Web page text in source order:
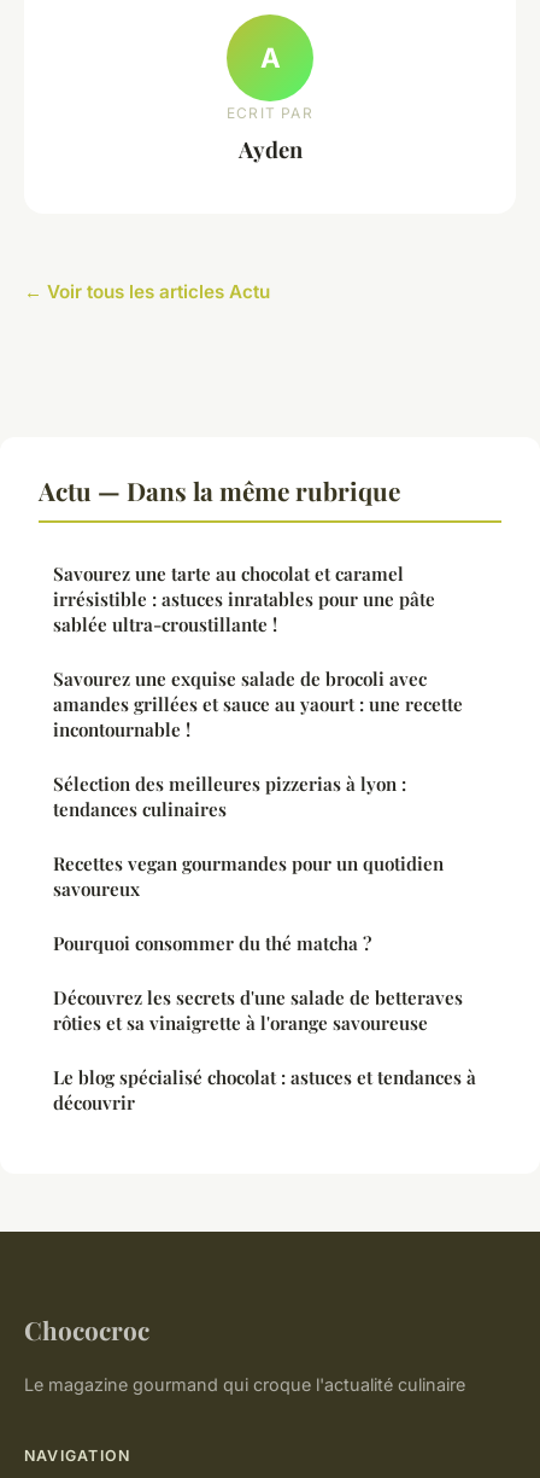
A
ECRIT PAR
Ayden
← Voir tous les articles Actu
Actu — Dans la même rubrique
Savourez une tarte au chocolat et caramel
irrésistible : astuces inratables pour une pâte
sablée ultra-croustillante !
Savourez une exquise salade de brocoli avec
amandes grillées et sauce au yaourt : une recette
incontournable !
Sélection des meilleures pizzerias à lyon :
tendances culinaires
Recettes vegan gourmandes pour un quotidien
savoureux
Pourquoi consommer du thé matcha ?
Découvrez les secrets d'une salade de betteraves
rôties et sa vinaigrette à l'orange savoureuse
Le blog spécialisé chocolat : astuces et tendances à
découvrir
Chococroc
Le magazine gourmand qui croque l'actualité culinaire
NAVIGATION